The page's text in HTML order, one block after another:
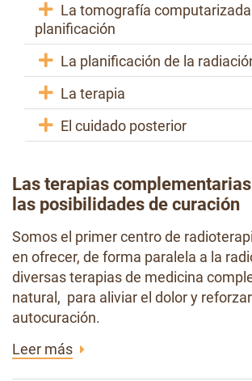
La tomografía
planificación
La planificación de la
La terapia
El cuidado posterior
Las terapias
las posibilidades de curación
Somos el primer centro de
en ofrecer, de forma paralela a la
diversas terapias de medicina
natural, para aliviar el dolor y
autocuración.
Leer más